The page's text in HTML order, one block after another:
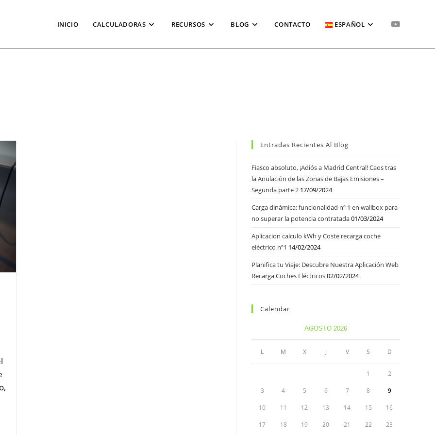
INICIO CALCULADORAS RECURSOS BLOG CONTACTO ESPAÑOL
Entradas Recientes Al Blog
Fiasco absoluto, ¡Adiós a Madrid Central! Caos tras
la Anulación de las Zonas de Bajas Emisiones –
Segunda parte 2 17/09/2024
Carga dinámica: funcionalidad nº 1 en wallbox para
no superar la potencia contratada01/03/2024
Aplicacion calculo kWh y Coste recarga coche
eléctrico nº1 14/02/2024
Planifica tu Viaje: Descubre Nuestra Aplicación Web
Recarga Coches Eléctricos02/02/2024
Calendar
AGOSTO 2026
L M X J V S D
1 2
3 4 5 6 7 8 9
10 11 12 13 14 15 16
17 18 19 20 21 22 23